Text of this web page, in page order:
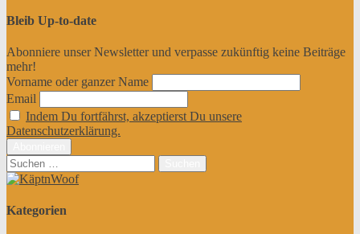
Bleib Up-to-date
Abonniere unser Newsletter und verpasse zukünftig keine Beiträge
mehr!
Vorname oder ganzer Name
Email
Indem Du fortfährst, akzeptierst Du unsere
Datenschutzerklärung.
Suchen
nach:
Kategorien